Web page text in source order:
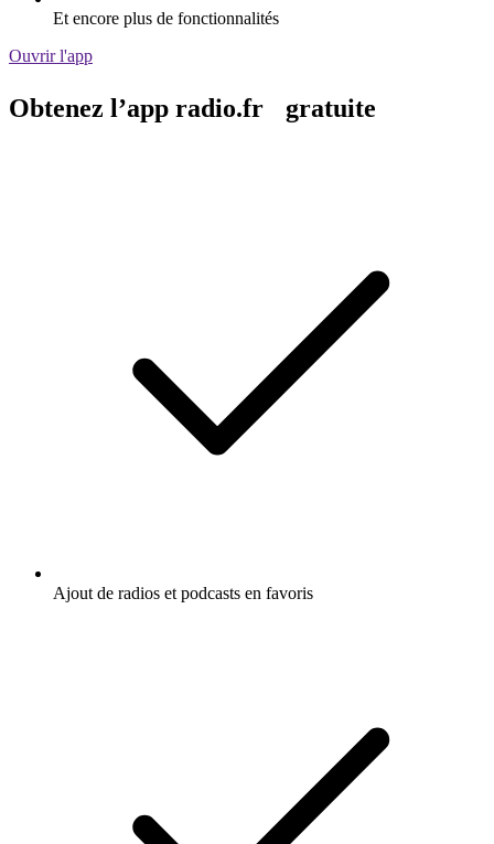
Et encore plus de fonctionnalités
Ouvrir l'app
Obtenez l’app radio.fr gratuite
Ajout de radios et podcasts en favoris